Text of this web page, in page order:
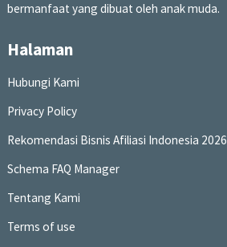
bermanfaat yang dibuat oleh anak muda.
Halaman
Hubungi Kami
Privacy Policy
Rekomendasi Bisnis Afiliasi Indonesia 2026
Schema FAQ Manager
Tentang Kami
Terms of use